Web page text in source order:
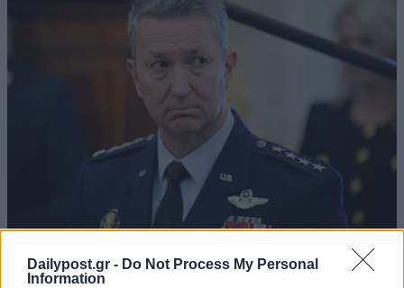
Dailypost.gr - Do Not Process My Personal
Information